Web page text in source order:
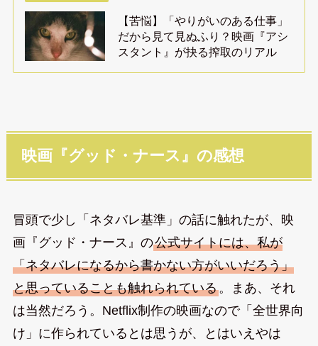
【苦悩】「やりがいのある仕事」
だから見て見ぬふり？映画『アシ
スタント』が抉る搾取のリアル
映画『グッド・ナース』の感想
冒頭で少し「ネタバレ基準」の話に触れたが、映
画『グッド・ナース』の公式サイトには、私が
「ネタバレになるから書かない方がいいだろう」
と思っていることも触れられている。まあ、それ
は当然だろう。Netflix制作の映画なので「全世界向
け」に作られているとは思うが、とはいえやは